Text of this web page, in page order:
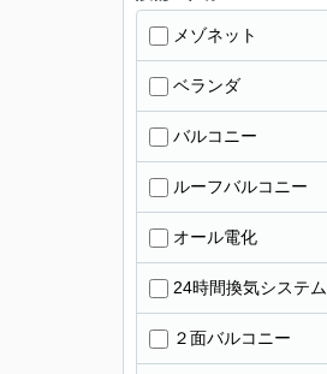
メゾネット
ベランダ
バルコニー
ルーフバルコニー
オール電化
24時間換気システム
２面バルコニー